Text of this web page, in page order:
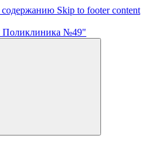
содержанию Skip to footer content
Поликлиника №49"